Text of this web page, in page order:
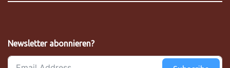
Newsletter abonnieren?